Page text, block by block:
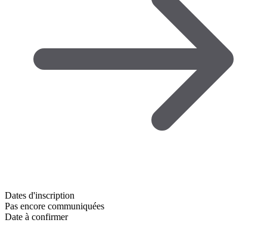
Dates d'inscription
Pas encore communiquées
Date à confirmer